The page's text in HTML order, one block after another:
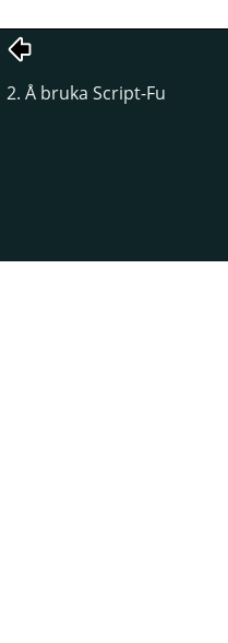
2. Å bruka Script-Fu